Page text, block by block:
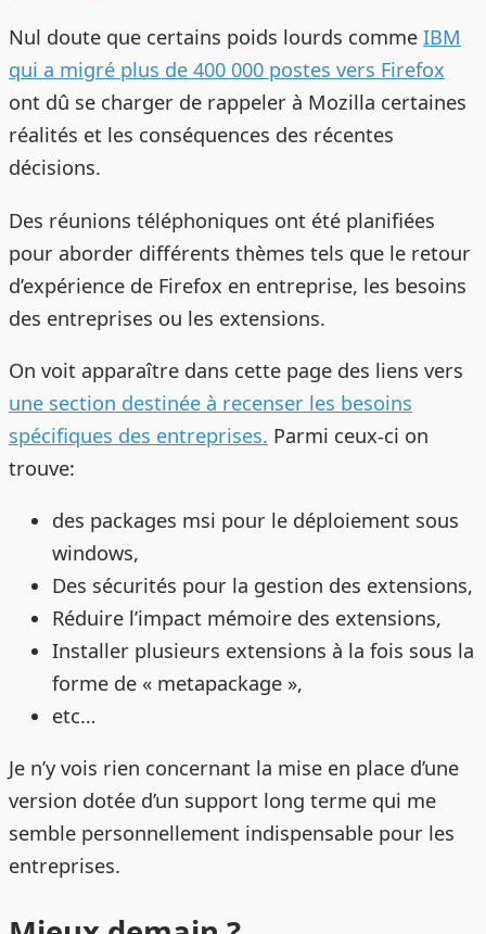
Nul doute que certains poids lourds comme IBM
qui a migré plus de 400 000 postes vers Firefox
ont dû se charger de rappeler à Mozilla certaines
réalités et les conséquences des récentes
décisions.
Des réunions téléphoniques ont été planifiées
pour aborder différents thèmes tels que le retour
d’expérience de Firefox en entreprise, les besoins
des entreprises ou les extensions.
On voit apparaître dans cette page des liens vers
une section destinée à recenser les besoins
spécifiques des entreprises. Parmi ceux-ci on
trouve:
des packages msi pour le déploiement sous
windows,
Des sécurités pour la gestion des extensions,
Réduire l’impact mémoire des extensions,
Installer plusieurs extensions à la fois sous la
forme de « metapackage »,
etc…
Je n’y vois rien concernant la mise en place d’une
version dotée d’un support long terme qui me
semble personnellement indispensable pour les
entreprises.